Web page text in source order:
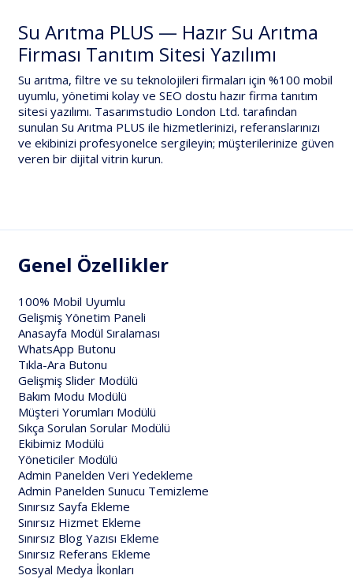
Su Arıtma PLUS — Hazır Su Arıtma
Firması Tanıtım Sitesi Yazılımı
Su arıtma, filtre ve su teknolojileri firmaları için %100 mobil
uyumlu, yönetimi kolayve SEO dostu hazır firma tanıtım
sitesi yazılımı. Tasarımstudio London Ltd. tarafından
sunulan Su Arıtma PLUS ile hizmetlerinizi, referanslarınızı
ve ekibinizi profesyonelce sergileyin; müşterilerinize güven
veren bir dijital vitrin kurun.
Genel Özellikler
100% Mobil Uyumlu
Gelişmiş Yönetim Paneli
Anasayfa Modül Sıralaması
WhatsApp Butonu
Tıkla-Ara Butonu
Gelişmiş Slider Modülü
Bakım Modu Modülü
Müşteri Yorumları Modülü
Sıkça Sorulan Sorular Modülü
Ekibimiz Modülü
Yöneticiler Modülü
Admin Panelden Veri Yedekleme
Admin Panelden Sunucu Temizleme
Sınırsız Sayfa Ekleme
Sınırsız Hizmet Ekleme
Sınırsız Blog Yazısı Ekleme
Sınırsız Referans Ekleme
Sosyal Medya İkonları